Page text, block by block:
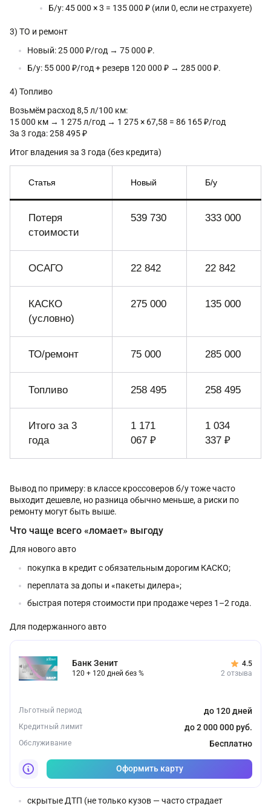
Б/у: 45 000 × 3 = 135 000 ₽ (или 0, если не страхуете)
3) ТО и ремонт
Новый: 25 000 ₽/год → 75 000 ₽.
Б/у: 55 000 ₽/год + резерв 120 000 ₽ → 285 000 ₽.
4) Топливо
Возьмём расход 8,5 л/100 км:
15 000 км → 1 275 л/год → 1 275 × 67,58 = 86 165 ₽/год
За 3 года: 258 495 ₽
Итог владения за 3 года (без кредита)
Статья Новый Б/у
Потеря
стоимости
539 730 333 000
ОСАГО 22 842 22 842
КАСКО
(условно)
275 000 135 000
ТО/ремонт 75 000 285 000
Топливо 258 495 258 495
Итого за 3
года
1 171
067 ₽
1 034
337 ₽
Вывод по примеру: в классе кроссоверов б/у тоже часто
выходит дешевле, но разница обычно меньше, а риски по
ремонту могут быть выше.
Что чаще всего «ломает» выгоду
Для нового авто
покупка в кредит с обязательным дорогим КАСКО;
переплата за допы и «пакеты дилера»;
быстрая потеря стоимости при продаже через 1–2 года.
Для подержанного авто
Банк Зенит
120 + 120 дней без %
4.5
2 отзыва
Льготный период до 120 дней
Кредитный лимит до 2 000 000 руб.
Обслуживание Бесплатно
Оформить карту
скрытые ДТП (не только кузов — часто страдает